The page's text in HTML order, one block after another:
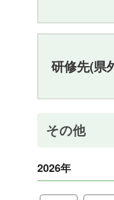
研修先(県
その他
2026年